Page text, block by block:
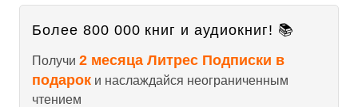
Более 800 000 книг и аудиокниг! 📚
Получи 2 месяца Литрес Подписки в
подарок и наслаждайся неограниченным
чтением